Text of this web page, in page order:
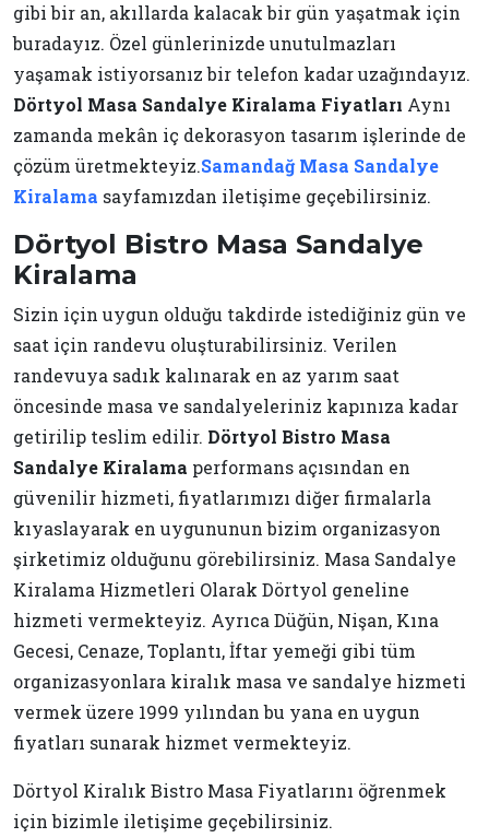
gibi bir an, akıllarda kalacak bir gün yaşatmak için
buradayız. Özel günlerinizde unutulmazları
yaşamak istiyorsanız bir telefon kadar uzağındayız.
Dörtyol Masa Sandalye Kiralama Fiyatları Aynı
zamanda mekân iç dekorasyon tasarım işlerinde de
çözüm üretmekteyiz.Samandağ Masa Sandalye
Kiralama sayfamızdan iletişime geçebilirsiniz.
Dörtyol Bistro Masa Sandalye
Kiralama
Sizin için uygun olduğu takdirde istediğiniz gün ve
saat için randevu oluşturabilirsiniz. Verilen
randevuya sadık kalınarak en az yarım saat
öncesinde masa ve sandalyeleriniz kapınıza kadar
getirilip teslim edilir. Dörtyol Bistro Masa
Sandalye Kiralama performans açısından en
güvenilir hizmeti, fiyatlarımızı diğer firmalarla
kıyaslayarak en uygununun bizim organizasyon
şirketimiz olduğunu görebilirsiniz. Masa Sandalye
Kiralama Hizmetleri Olarak Dörtyol geneline
hizmeti vermekteyiz. Ayrıca Düğün, Nişan, Kına
Gecesi, Cenaze, Toplantı, İftar yemeği gibi tüm
organizasyonlara kiralık masa ve sandalye hizmeti
vermek üzere 1999 yılından bu yana en uygun
fiyatları sunarak hizmet vermekteyiz.
Dörtyol Kiralık Bistro Masa Fiyatlarını öğrenmek
için bizimle iletişime geçebilirsiniz.